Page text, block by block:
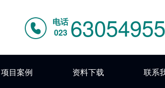
电话
023 63054955
项目案例 资料下载 联系